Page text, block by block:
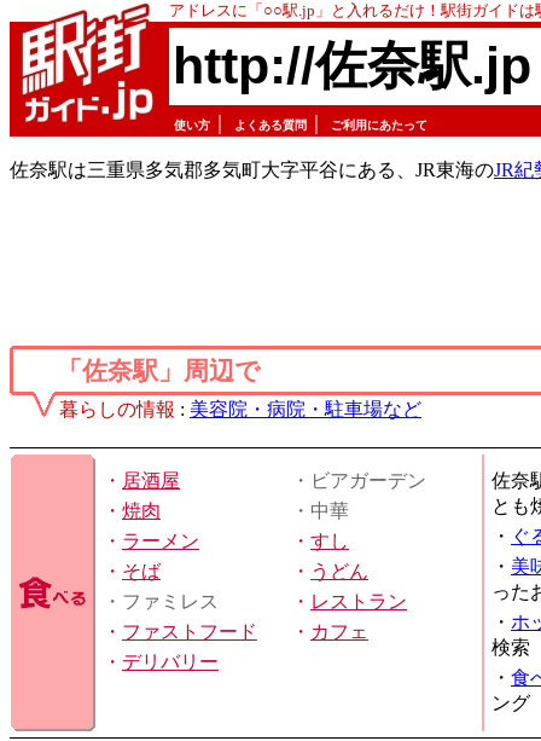
アドレスに「○○駅.jp」と入れるだけ！駅街ガイド
http://佐奈駅.jp
使い方 よくある質問 ご利用にあたって
佐奈駅は三重県多気郡多気町大字平谷にある、JR東海のJR紀
「佐奈駅」周辺で
暮らしの情報 : 美容院・病院・駐車場など
・ 居酒屋
・ビアガーデン
・ 焼肉
・中華
・ ラーメン ・ すし
・ そば ・ うどん
・ファミレス
・ レストラン
・ ファストフード ・ カフェ
・ デリバリー
佐奈
とも
・ ぐ
・ 美
った
・ ホ
検索
・ 食
ング